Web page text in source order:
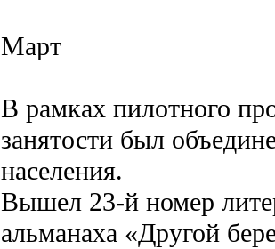
Март
В рамках пилотного
занятости был
населения.
Вышел 23-й номер
альманаха «Другой